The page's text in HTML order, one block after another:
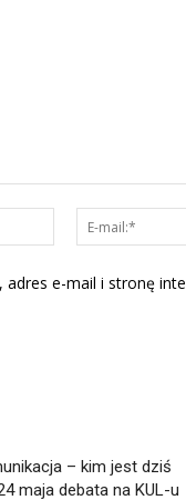
Nazwa:*
adres e-mail i stronę
– kim jest dziś
maja debata na KUL-u